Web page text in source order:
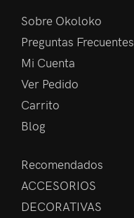
Sobre Okoloko
Preguntas Frecuentes
Mi Cuenta
Ver Pedido
Carrito
Blog
Recomendados
ACCESORIOS
DECORATIVAS